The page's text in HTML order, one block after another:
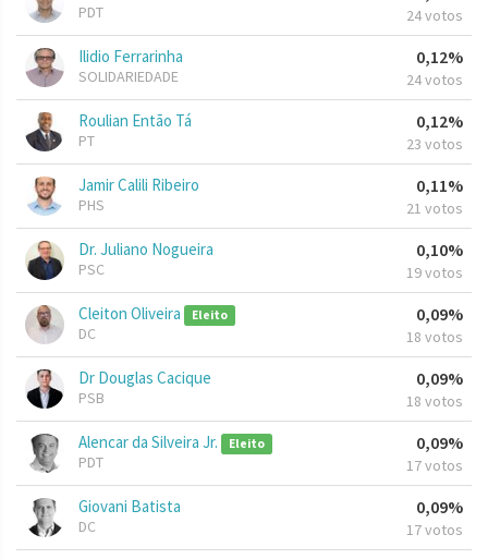
PDT 24 votos
Ilidio Ferrarinha
SOLIDARIEDADE
0,12%
24 votos
Roulian Então Tá
PT
0,12%
23 votos
Jamir Calili Ribeiro
PHS
0,11%
21 votos
Dr. Juliano Nogueira
PSC
0,10%
19 votos
Cleiton Oliveira Eleito
DC
0,09%
18 votos
Dr Douglas Cacique
PSB
0,09%
18 votos
Alencar da Silveira Jr. Eleito
PDT
0,09%
17 votos
Giovani Batista
DC
0,09%
17 votos